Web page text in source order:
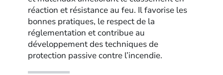
réaction et résistance au feu. Il favorise les
bonnes pratiques, le respect de la
réglementation et contribue au
développement des techniques de
protection passive contre l’incendie.